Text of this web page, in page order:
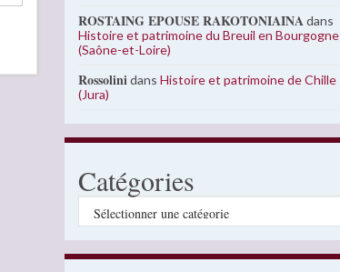
ROSTAING EPOUSE RAKOTONIAINAdans
Histoire et patrimoine du Breuil en Bourgogne
(Saône-et-Loire)
RossolinidansHistoire et patrimoine de Chille
(Jura)
Catégories
Catégories